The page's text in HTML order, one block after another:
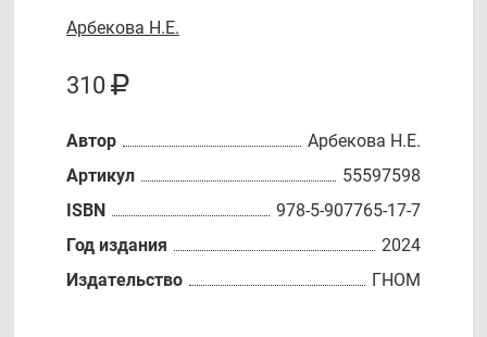
Арбекова Н.Е.
310
Автор
Арбекова Н.Е.
Артикул
55597598
ISBN
978-5-907765-17-7
Год издания
2024
Издательство
ГНОМ